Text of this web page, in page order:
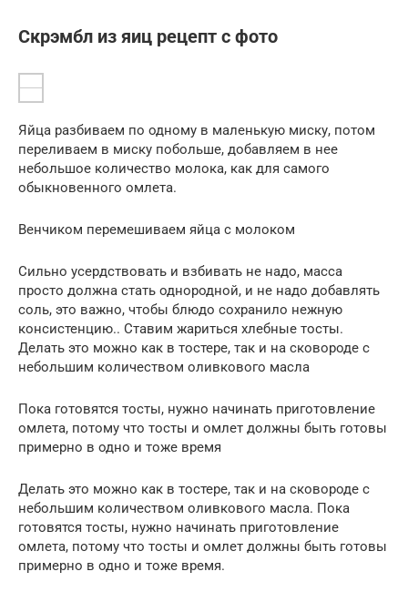
Скрэмбл из яиц рецепт с фото
Яйца разбиваем по одному в маленькую миску, потом
переливаем в миску побольше, добавляем в нее
небольшое количество молока, как для самого
обыкновенного омлета.
Венчиком перемешиваем яйца с молоком
Сильно усердствовать и взбивать не надо, масса
просто должна стать однородной, и не надо добавлять
соль, это важно, чтобы блюдо сохранило нежную
консистенцию.. Ставим жариться хлебные тосты.
Делать это можно как в тостере, так и на сковороде с
небольшим количеством оливкового масла
Пока готовятся тосты, нужно начинать приготовление
омлета, потому что тосты и омлет должны быть готовы
примерно в одно и тоже время
Делать это можно как в тостере, так и на сковороде с
небольшим количеством оливкового масла. Пока
готовятся тосты, нужно начинать приготовление
омлета, потому что тосты и омлет должны быть готовы
примерно в одно и тоже время.